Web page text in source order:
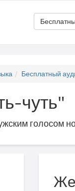
Бесплатный
чуть"
голосом